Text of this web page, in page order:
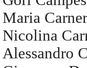
Maria
Nicolina
Alessandro